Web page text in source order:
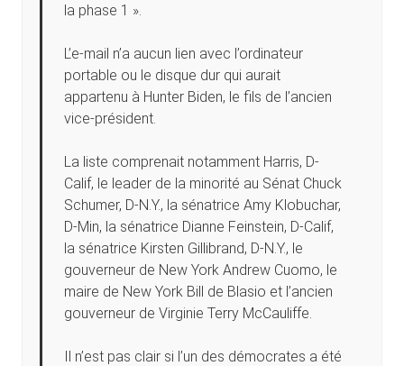
la phase 1 ».
L’e-mail n’a aucun lien avec l’ordinateur
portable ou le disque dur qui aurait
appartenu à Hunter Biden, le fils de l’ancien
vice-président.
La liste comprenait notamment Harris, D-
Calif, le leader de la minorité au Sénat Chuck
Schumer, D-N.Y., la sénatrice Amy Klobuchar,
D-Min, la sénatrice Dianne Feinstein, D-Calif,
la sénatrice Kirsten Gillibrand, D-N.Y., le
gouverneur de New York Andrew Cuomo, le
maire de New York Bill de Blasio et l’ancien
gouverneur de Virginie Terry McCauliffe.
Il n’est pas clair si l’un des démocrates a été